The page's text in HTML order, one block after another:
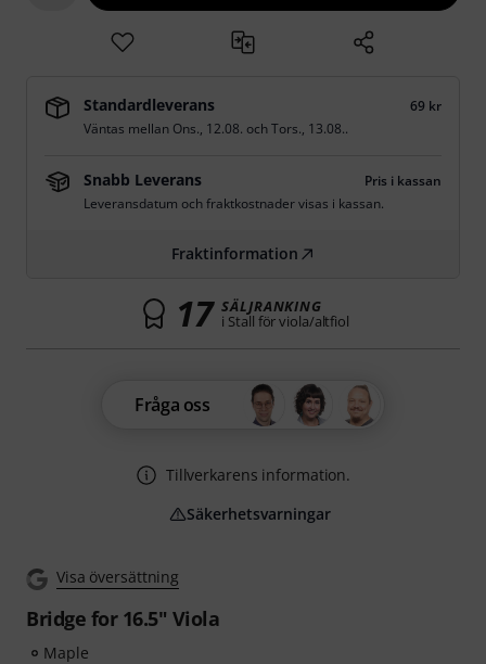
Visa översättning
Bridge for 16.5" Viola
Maple
Standardleverans
69 kr
Väntas mellan Ons., 12.08. ochTors., 13.08..
Snabb Leverans
Pris i kassan
Leveransdatum och fraktkostnader visas i kassan.
Fraktinformation
17 SÄLJRANKING
i Stall för viola/altfiol
Fråga oss
Tillverkarens information.
Säkerhetsvarningar